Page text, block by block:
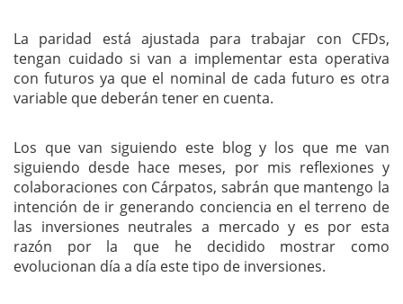
La paridad está ajustada para trabajar con CFDs,
tengan cuidado si van a implementar esta operativa
con futuros ya que el nominal de cada futuro es otra
variable que deberán tener en cuenta.
Los que van siguiendo este blog y los que me van
siguiendo desde hace meses, por mis reflexiones y
colaboraciones con Cárpatos, sabrán que mantengo la
intención de ir generando conciencia en el terreno de
las inversiones neutrales a mercado y es por esta
razón por la que he decidido mostrar como
evolucionan día a día este tipo de inversiones.